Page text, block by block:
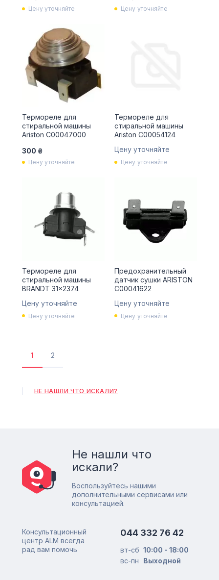
Цену уточняйте Цену уточняйте
Термореле для
стиральной машины
Ariston С00047000
300 ₴
Цену уточняйте
Термореле для
стиральной машины
Ariston С00054124
Цену уточняйте
Цену уточняйте
Термореле для
стиральной машины
BRANDT 31x2374
Цену уточняйте
Цену уточняйте
Предохранительный
датчик сушки ARISTON
C00041622
Цену уточняйте
Цену уточняйте
Текущая
1
Страница
2
НЕ НАШЛИ ЧТО ИСКАЛИ?
Не нашли что
искали?
Воспользуйтесь нашими
дополнительными сервисами или
консультацией.
Консультационный
центр ALM всегда
рад вам помочь
044 332 76 42
вт-сб 10:00 - 18:00
вс-пн
Выходной